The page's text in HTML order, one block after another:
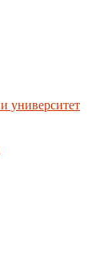
университет